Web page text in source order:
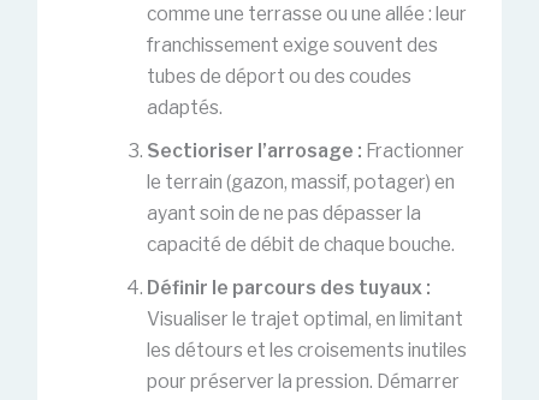
comme une terrasse ou une allée : leur
franchissement exige souvent des
tubes de déport ou des coudes
adaptés.
Sectioriser l’arrosage : Fractionner
le terrain (gazon, massif, potager) en
ayant soin de ne pas dépasser la
capacité de débit de chaque bouche.
Définir le parcours des tuyaux :
Visualiser le trajet optimal, en limitant
les détours et les croisements inutiles
pour préserver la pression. Démarrer